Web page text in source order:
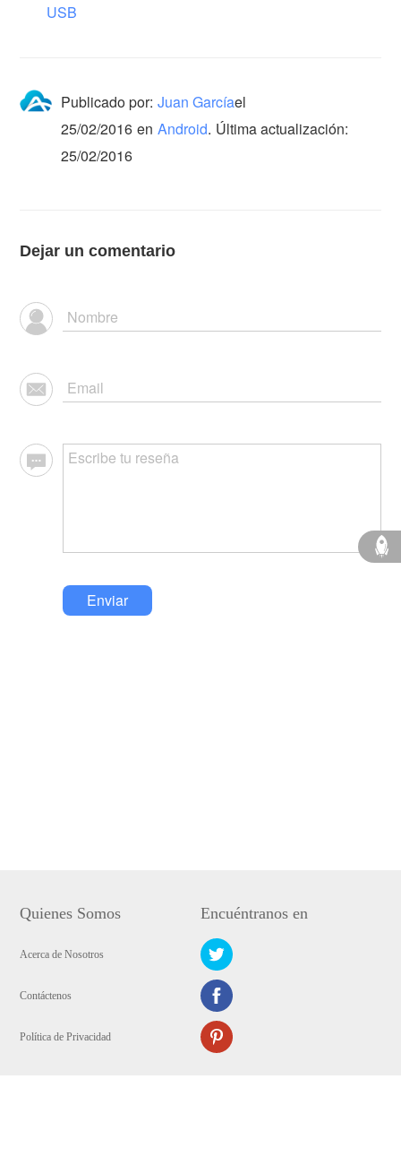
USB
Publicado por: Juan Garcíael
25/02/2016 en Android. Última actualización:
25/02/2016
Dejar un comentario
Enviar
Quienes Somos
Acerca de Nosotros
Contáctenos
Política de Privacidad
Encuéntranos en